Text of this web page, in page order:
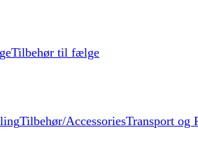
Tilbehør til fælge
Tilbehør/AccessoriesTransport og